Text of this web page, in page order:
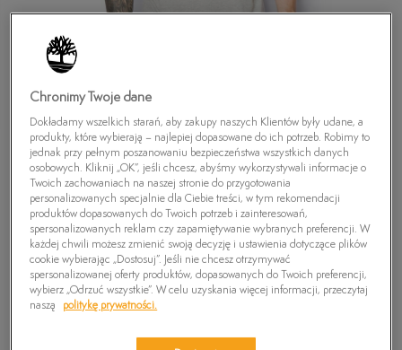
TIMBERLAND T-SHIRT SUBLIMATION TEE
69,99zł
PRODUKT NIEDOSTĘPNY
Wybierz swój rozmiar, a gdy będzie dostępny, otrzymasz od nas
Chronimy Twoje dane
Dokładamy wszelkich starań, aby zakupy naszych Klientów były udane, a
produkty, które wybierają – najlepiej dopasowane do ich potrzeb. Robimy to
jednak przy pełnym poszanowaniu bezpieczeństwa wszystkich danych
osobowych. Kliknij „OK”, jeśli chcesz, abyśmy wykorzystywali informacje o
Twoich zachowaniach na naszej stronie do przygotowania
personalizowanych specjalnie dla Ciebie treści, w tym rekomendacji
produktów dopasowanych do Twoich potrzeb i zainteresowań,
spersonalizowanych reklam czy zapamiętywanie wybranych preferencji. W
każdej chwili możesz zmienić swoją decyzję i ustawienia dotyczące plików
cookie wybierając „Dostosuj”. Jeśli nie chcesz otrzymywać
spersonalizowanej oferty produktów, dopasowanych do Twoich preferencji,
wybierz „Odrzuć wszystkie”. W celu uzyskania więcej informacji, przeczytaj
naszą
politykę prywatności.